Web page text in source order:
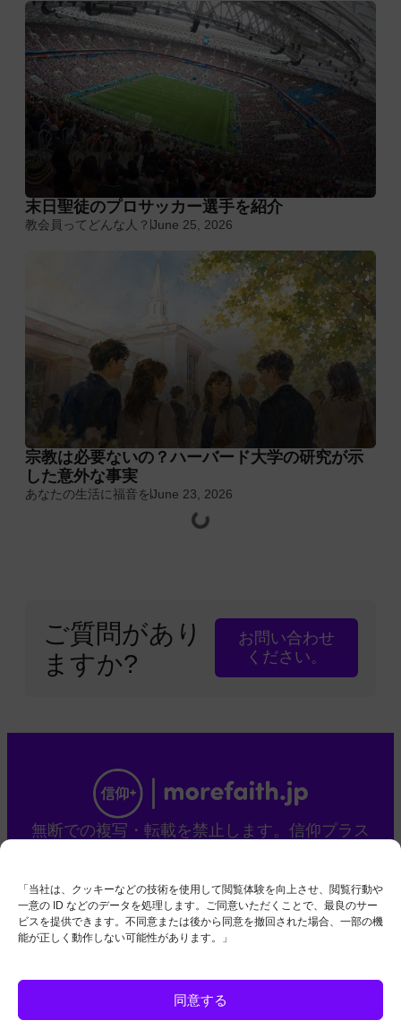
「当社は、クッキーなどの技術を使用して閲覧体験を向上させ、閲覧行動や
一意の ID などのデータを処理します。ご同意いただくことで、最良のサー
ビスを提供できます。不同意または後から同意を撤回された場合、一部の機
能が正しく動作しない可能性があります。」
同意する
末日聖徒のプロサッカー選手を紹介
教会員ってどんな人？ June 25, 2026
宗教は必要ないの？ハーバード大学の研究が示
した意外な事実
あなたの生活に福音をJune 23, 2026
ご質問があり
ますか?
お問い合わせ
ください。
無断での複写・転載を禁止します。信仰プラス
す。
本サイトは、当該宗教団体の公式ウェブサイト
ではありません。